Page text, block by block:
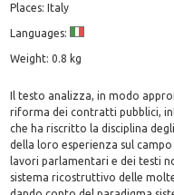
Places: Italy
Languages:
Weight: 0.8 kg
Il testo analizza, in modo
riforma dei contratti pubblici,
che ha riscritto la disciplina
della loro esperienza sul
lavori parlamentari e dei testi
sistema ricostruttivo delle